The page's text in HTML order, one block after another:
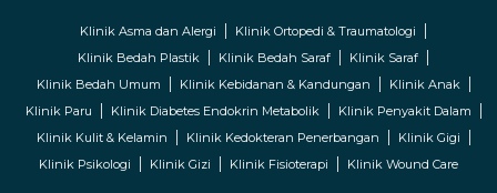
Klinik Asma dan Alergi
Klinik Ortopedi & Traumatologi
Klinik Bedah Plastik
Klinik Bedah Saraf
Klinik Saraf
Klinik Bedah Umum
Klinik Kebidanan & Kandungan
Klinik Anak
Klinik Paru
Klinik Diabetes Endokrin Metabolik
Klinik Penyakit Dalam
Klinik Kulit & Kelamin
Klinik Kedokteran Penerbangan
Klinik Gigi
Klinik Psikologi
Klinik Gizi Klinik Fisioterapi Klinik Wound Care